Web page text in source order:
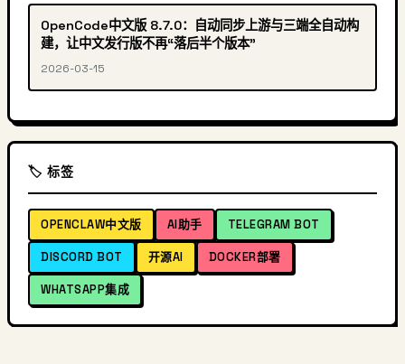
OpenCode中文版 8.7.0：自动同步上游与三端全自动构
建，让中文发行版不再“落后半个版本”
2026-03-15
🏷️ 标签
OPENCLAW中文版 AI助手 TELEGRAM BOT
DISCORD BOT 开源AI DOCKER部署
WHATSAPP集成